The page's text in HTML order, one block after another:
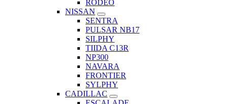
RODEO
NISSAN
SENTRA
PULSAR NB17
SILPHY
TIIDA C13R
NP300
NAVARA
FRONTIER
SYLPHY
CADILLAC